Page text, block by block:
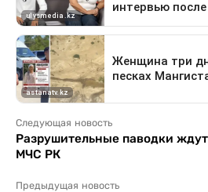
Следующая новость
Разрушительные паводки
МЧС РК
Предыдущая новость